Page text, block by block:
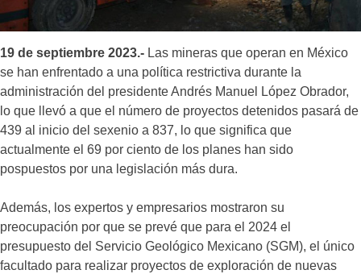
19 de septiembre 2023.- Las mineras que operan en México
se han enfrentado a una política restrictiva durante la
administración del presidente Andrés Manuel López Obrador,
lo que llevó a que el número de proyectos detenidos pasará de
439 al inicio del sexenio a 837, lo que significa que
actualmente el 69 por ciento de los planes han sido
pospuestos por una legislación más dura.
Además, los expertos y empresarios mostraron su
preocupación por que se prevé que para el 2024 el
presupuesto del Servicio Geológico Mexicano (SGM), el único
facultado para realizar proyectos de exploración de nuevas